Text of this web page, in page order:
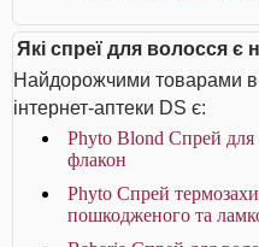
Які спреї для волосся
Найдорожчими товарами в
інтернет-аптеки DS є:
Phyto Blond Спрей для
флакон
Phyto Спрей
пошкодженого та